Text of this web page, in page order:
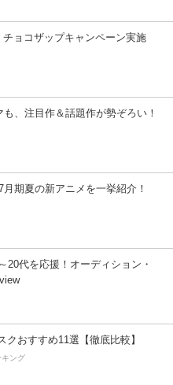
チョコザップキャンペーン実施
、注目作＆話題作が勢ぞろい！
月期夏の新アニメを一挙紹介！
20代を応援！オーディション・
クおすすめ11選【徹底比較】
キング